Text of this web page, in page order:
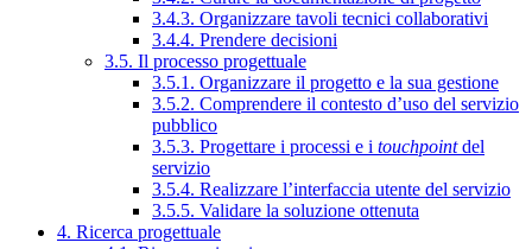
3.4.3. Organizzare tavoli tecnici collaborativi
3.4.4. Prendere decisioni
3.5. Il processo progettuale
3.5.1. Organizzare il progetto e la sua gestione
3.5.2. Comprendere il contesto d’uso del servizio
pubblico
3.5.3. Progettare i processi e i touchpointdel
servizio
3.5.4. Realizzare l’interfaccia utente del servizio
3.5.5. Validare la soluzione ottenuta
4. Ricerca progettuale